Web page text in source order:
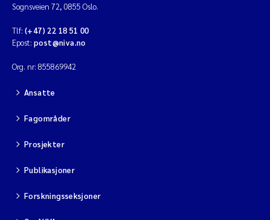
Ana Catarina Almeida
Adam David Lillicrap
Erik Höglund
Sognsveien 72, 0855 Oslo.
Tlf: (+47) 22 18 51 00
Epost: post@niva.no
Org. nr: 855869942
Ansatte
Fagområder
Prosjekter
Publikasjoner
Forskningsseksjoner